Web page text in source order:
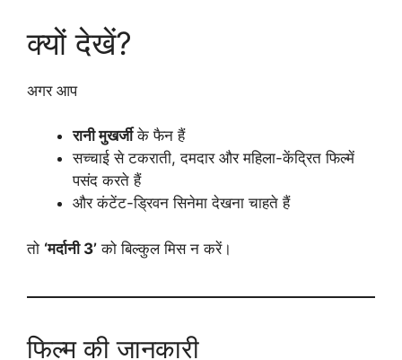
क्यों देखें?
अगर आप
रानी मुखर्जीके फैन हैं
सच्चाई से टकराती, दमदार और महिला-केंद्रित फिल्में
पसंद करते हैं
और कंटेंट-ड्रिवन सिनेमा देखना चाहते हैं
तो ‘मर्दानी 3’ को बिल्कुल मिस न करें।
फिल्म की जानकारी